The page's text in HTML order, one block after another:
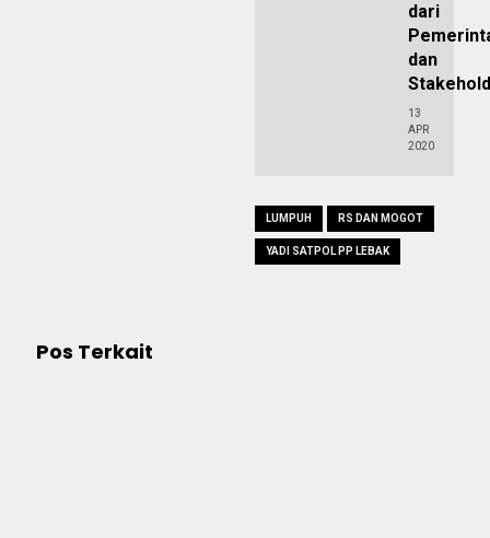
dari
dan
13
APR
2020
LUMPUH RS DAN MOGOT
YADI SATPOL PP LEBAK
Pos Terkait